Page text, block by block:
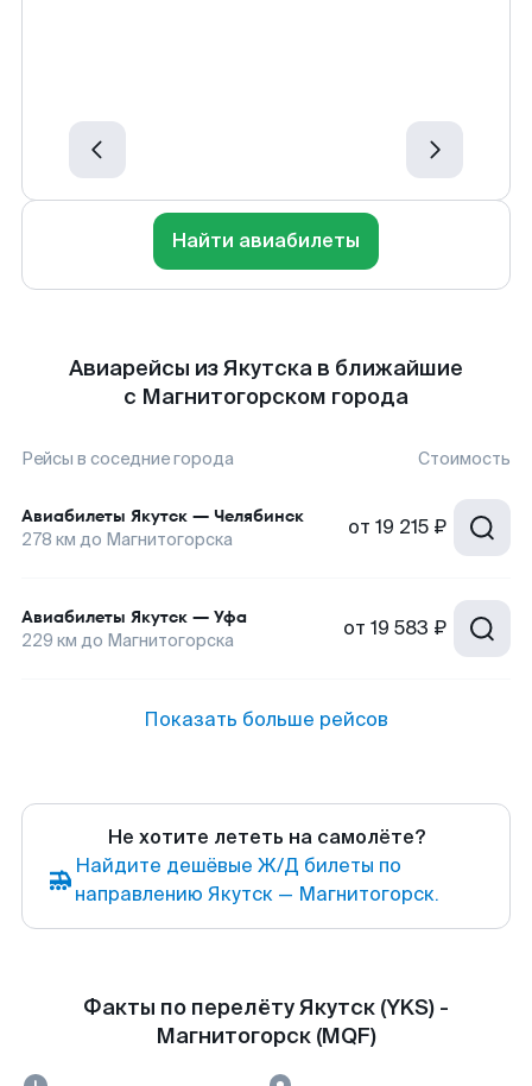
Найти авиабилеты
Авиарейсы из Якутска в ближайшие
с Магнитогорском города
Рейсы в соседние города Стоимость
Авиабилеты Якутск — Челябинск
278 км до Магнитогорска от 19 215 ₽
Авиабилеты Якутск — Уфа
229 км до Магнитогорска от 19 583 ₽
Показать больше рейсов
Не хотите лететь на самолёте?
Найдите дешёвые Ж/Д билеты по
направлению Якутск — Магнитогорск.
Факты по перелёту Якутск (YKS) -
Магнитогорск (MQF)